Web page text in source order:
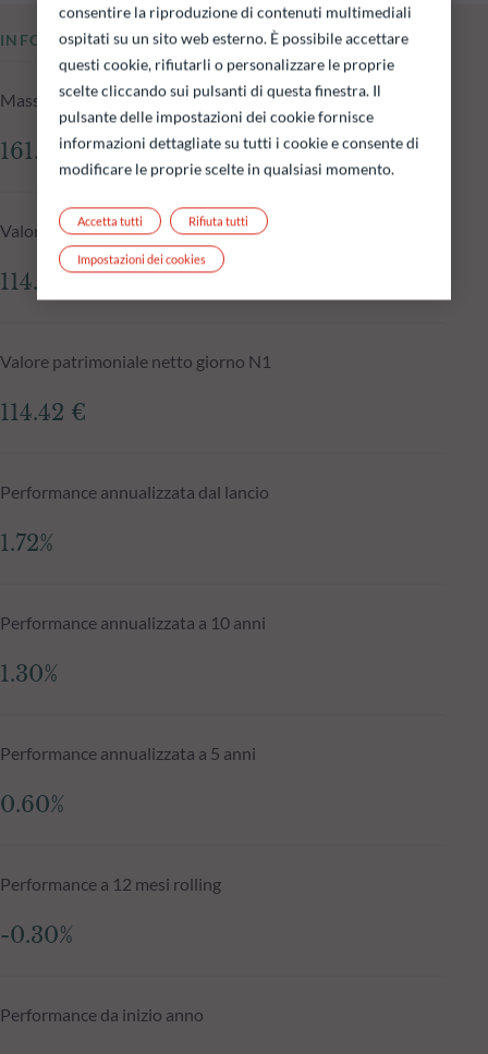
INFORMAZIONI CHIAVE
Masse in gestione del fondo al 05.08.2026
161.65 mln €
Valore patrimoniale netto al 05.08.2026
114.46 €
Valore patrimoniale netto giorno N1
114.42 €
Performance annualizzata dal lancio
1.72%
Performance annualizzata a 10 anni
1.30%
Performance annualizzata a 5 anni
0.60%
Performance a 12 mesi rolling
-0.30%
Performance da inizio anno
consentire la riproduzione di contenuti multimediali
ospitati su un sito web esterno. È possibile accettare
questi cookie, rifiutarli o personalizzare le proprie
scelte cliccando sui pulsanti di questa finestra. Il
pulsante delle impostazioni dei cookie fornisce
informazioni dettagliate su tutti i cookie e consente di
modificare le proprie scelte in qualsiasi momento.
Rifiuta tutti
Accetta tutti
Impostazioni dei cookies